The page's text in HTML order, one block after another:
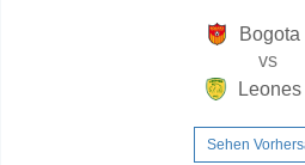
Bogota
vs
Sehen